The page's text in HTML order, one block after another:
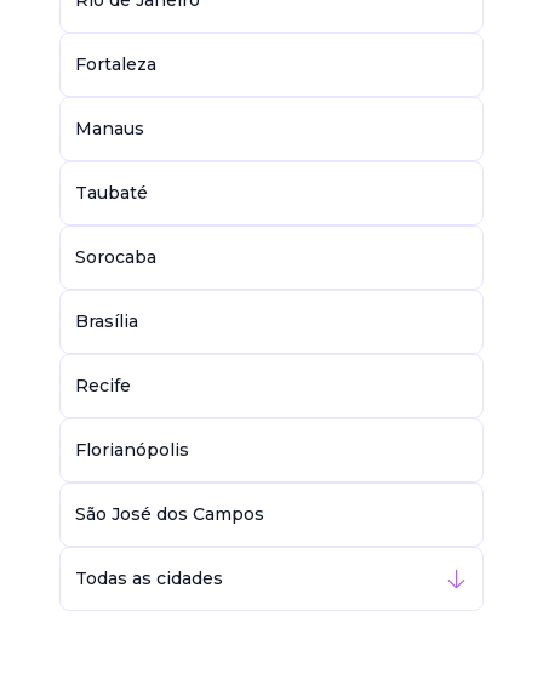
Fortaleza
Manaus
Taubaté
Sorocaba
Brasília
Recife
Florianópolis
São José dos Campos
Todas as cidades